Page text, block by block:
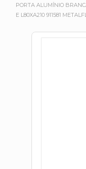
PORTA ALUMÍNIO
E L80XA210 911581